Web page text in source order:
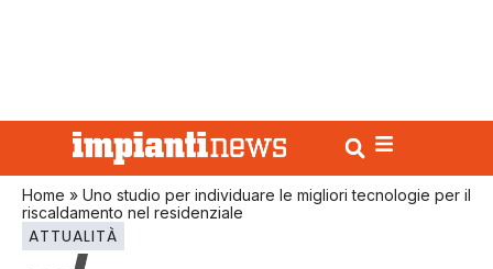
Home » Uno studio per individuare le migliori tecnologie per il
riscaldamento nel residenziale
ATTUALITÀ